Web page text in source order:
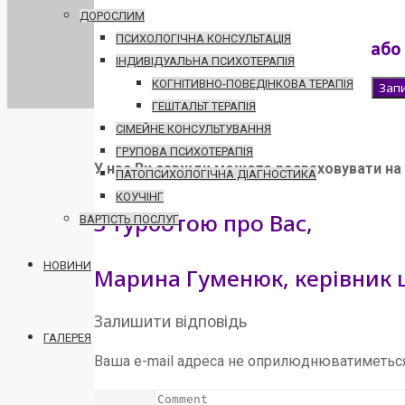
ДОРОСЛИМ
ПСИХОЛОГІЧНА КОНСУЛЬТАЦІЯ
ІНДИВІДУАЛЬНА ПСИХОТЕРАПІЯ
КОГНІТИВНО-ПОВЕДІНКОВА ТЕРАПІЯ
ГЕШТАЛЬТ ТЕРАПІЯ
СІМЕЙНЕ КОНСУЛЬТУВАННЯ
ГРУПОВА ПСИХОТЕРАПІЯ
ПАТОПСИХОЛОГІЧНА ДІАГНОСТИКА
КОУЧІНГ
ВАРТІСТЬ ПОСЛУГ
НОВИНИ
ГАЛЕРЕЯ
або
У нас Ви завжди можете розраховувати на
З турботою про Вас,
Марина Гуменюк, керівник
Залишити відповідь
Ваша e-mail адреса не